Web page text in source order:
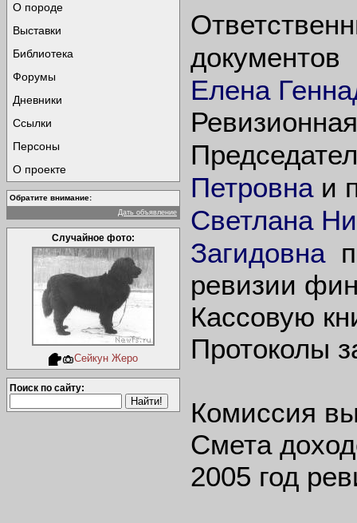
О породе
Выставки
Библиотека
Форумы
Дневники
Ссылки
Персоны
О проекте
Обратите внимание:
Дать объявление
Случайное фото:
Сейкун Жеро
Поиск по сайту:
Елена
Петровнаи
Светлана
Загидовна
ревизии
Кассовую
Протоколы
Комиссия
Смета
2005 год